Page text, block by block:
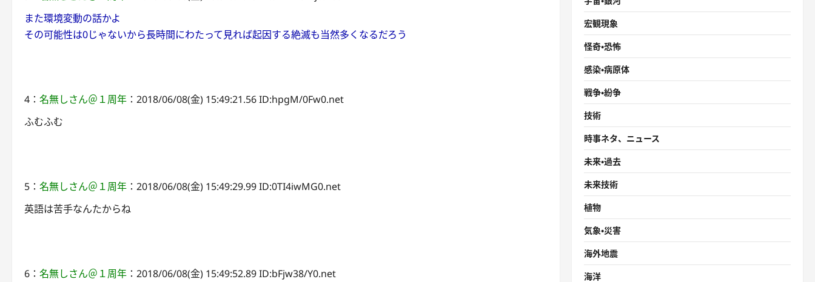
また環境変動の話かよ
その可能性は0じゃないから長時間にわたって見れば起因する絶滅も当然多くなるだろう
4： 名無しさん＠１周年 ：2018/06/08(金) 15:49:21.56 ID:hpgM/0Fw0.net
ふむふむ
5： 名無しさん＠１周年 ：2018/06/08(金) 15:49:29.99 ID:0TI4iwMG0.net
英語は苦手なんたからね
6： 名無しさん＠１周年 ：2018/06/08(金) 15:49:52.89 ID:bFjw38/Y0.net
宏観現象
怪奇・恐怖
感染・病原体
戦争・紛争
技術
時事ネタ、ニュース
未来・過去
未来技術
植物
気象・災害
海外地震
海洋